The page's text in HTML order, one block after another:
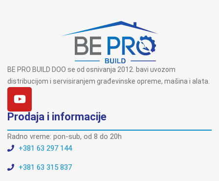
BE PRO BUILD DOO se od osnivanja 2012. bavi uvozom
distribucijom i servisiranjem građevinske opreme, mašina i alata.
Prodaja i informacije
Radno vreme: pon-sub, od 8 do 20h
+381 63 297 144
+381 63 315 837